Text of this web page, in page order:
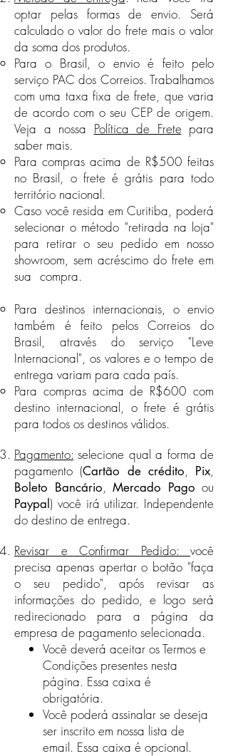
seguintes valores:​​
Toda região Sul, São Paulo e
Rio de Janeiro: Frete Grátis
Minas Gerais, Mato Grosso do
Sul e Distrito Federal: R$10,00
Espírito Santo e Mato Grosso:
R$20,00
Goiás: R$36,00
Toda região Norte e Nordeste:
R$45,00
Para compras acima de R$300
feitas no Brasil, o frete é grátis
para todo território nacional.
Caso você resida em Curitiba,
poderá selecionar o método
"retirada na loja" para retirar o seu
pedido em nosso showroom, sem
compra. (Indisponível durante a
pandemia de Covid-19)
Destinos Internacionais
Para destinos internacionais, o
envio também é feito pelos
Correios do Brasil, através do
serviço "Leve Internacional", os
valores e o tempo de
entrega variam para cada país.
destino internacional, o frete é
grátis para todos os destinos
válidos.
Veja a nossa seção Política de
Frete na páginaPolítica da
Empresapara saber quais países
da Austral.
No caso de devolução, iremos efetuar
o estorno da compra após
comprovante de envio da peça à
Austral. Neste caso, as despesas com
o frete, ficam a cargo da Austral.
Se configura mau uso:
Peças manchadas por sujeira
Peças quebradas
Peças incompletas
Peças arranhadas
Peças arrebentadas
Peças amassadas
Peças cortadas
Importante: Fique atento às
descrições dos produtos em nossa
loja virtual.
optar pelas formas de envio. Será
calculado o valor do frete mais o valor
da soma dos produtos.
Para o Brasil, o envio é feito pelo
serviço PAC dos Correios. Trabalhamos
com uma taxa fixa de frete, que varia
de acordo com o seu CEP de origem.
Veja a nossa Política de Frete para
saber mais.
Para compras acima de R$500 feitas
no Brasil, o frete é grátis para todo
território nacional.
Caso você resida em Curitiba, poderá
selecionar o método "retirada na loja"
para retirar o seu pedido em nosso
showroom, sem acréscimo do frete em
sua compra.
Para destinos internacionais, o envio
também é feito pelos Correios do
Brasil, através do serviço "Leve
Internacional", os valores e o tempo de
entrega variam para cada país.
Para compras acima de R$600 com
destino internacional, o frete é grátis
para todos os destinos válidos.
Pagamento: selecione qual a forma de
pagamento (Cartão de crédito, Pix,
Boleto Bancário, Mercado Pago ou
Paypal ) você irá utilizar. Independente
do destino de entrega.
Revisar e Confirmar Pedido: você
precisa apenas apertar o botão "faça
o seu pedido", após revisar as
informações do pedido, e logo será
redirecionado para a página da
empresa de pagamento selecionada.
Você deverá aceitar os Termos e
Condições presentes nesta
página.​ Essa caixa é
obrigatória.
Você poderá assinalar se deseja
ser inscrito em nossa lista de
email. Essa caixa é opcional.